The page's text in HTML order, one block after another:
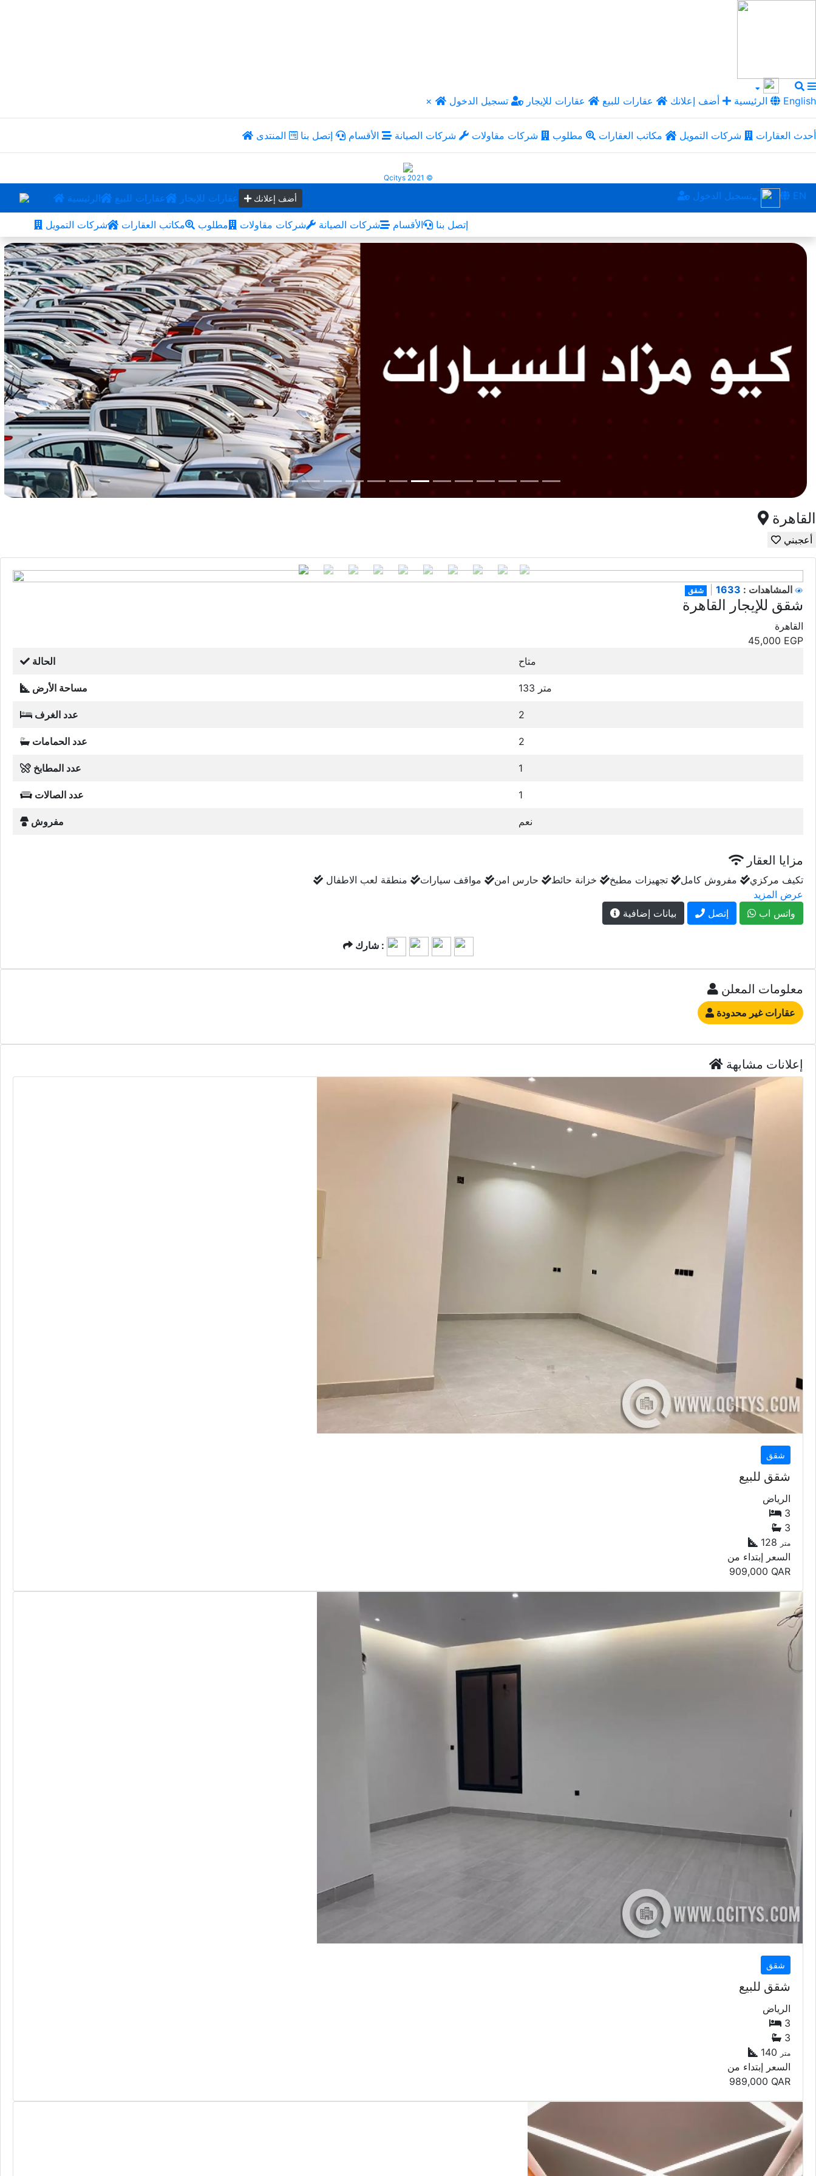
× الرئيسية أضف إعلانك عقارات للبيع عقارات للإيجار تسجيل الدخول English
أحدث العقارات شركات التمويل مكاتب العقارات مطلوب شركات مقاولات شركات الصيانة الأقسام إتصل بنا المنتدى
Qcitys 2021 ©
الرئيسية عقارات للبيع عقارات للإيجار أضف إعلانك تسجيل الدخول EN
شركات التمويل مكاتب العقارات مطلوب شركات مقاولات شركات الصيانة الأقسام إتصل بنا